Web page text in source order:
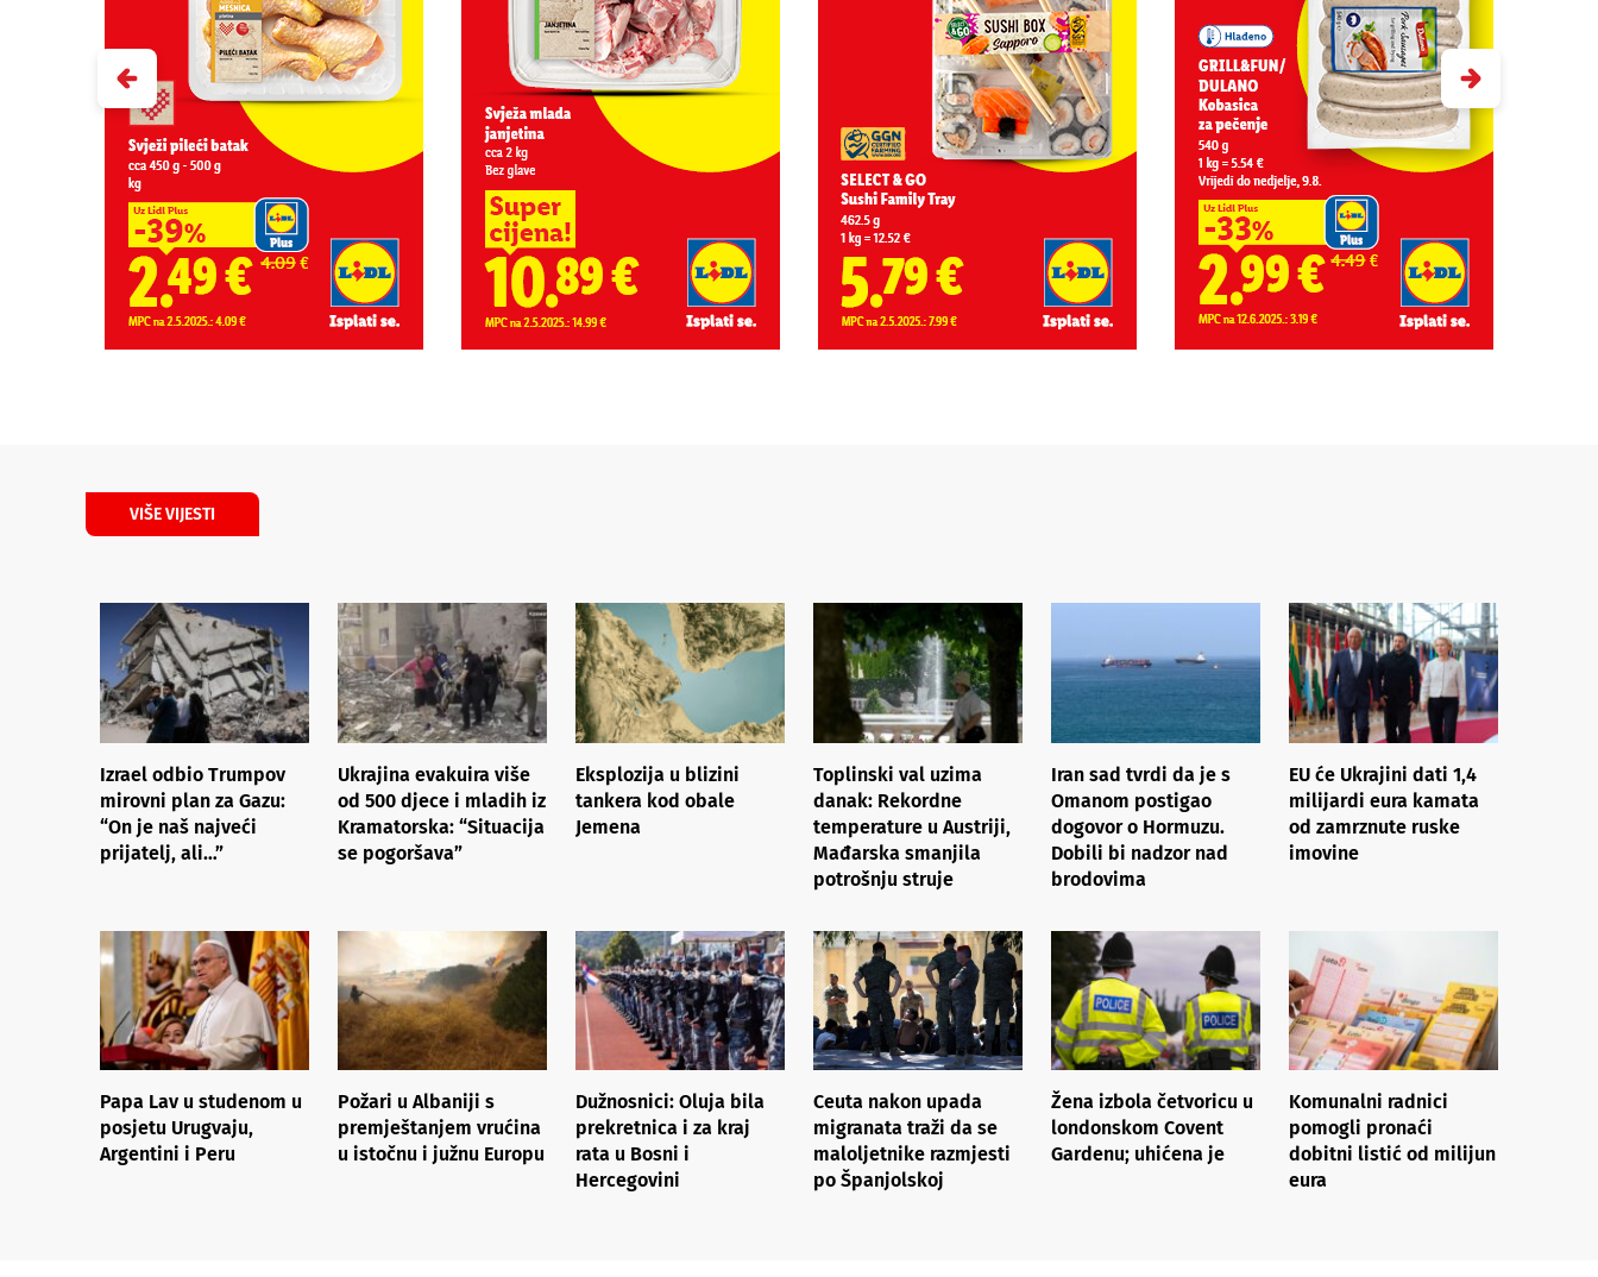
VIŠE VIJESTI
Izrael odbio Trumpov
mirovni plan za Gazu:
“On je naš najveći
prijatelj, ali…”
Ukrajina evakuira više
od 500 djece i mladih iz
Kramatorska: “Situacija
se pogoršava”
Eksplozija u blizini
tankera kod obale
Jemena
Toplinski val uzima
danak: Rekordne
temperature u Austriji,
Mađarska smanjila
potrošnju struje
Iran sad tvrdi da je s
Omanom postigao
dogovor o Hormuzu.
Dobili bi nadzor nad
brodovima
EU će Ukrajini dati 1,4
milijardi eura kamata
od zamrznute ruske
imovine
Papa Lav u studenom u
posjetu Urugvaju,
Argentini i Peru
Požari u Albaniji s
premještanjem vrućina
u istočnu i južnu Europu
Dužnosnici: Oluja bila
prekretnica i za kraj
rata u Bosni i
Hercegovini
Ceuta nakon upada
migranata traži da se
maloljetnike razmjesti
po Španjolskoj
Žena izbola četvoricu u
londonskom Covent
Gardenu; uhićena je
Komunalni radnici
pomogli pronaći
dobitni listić od milijun
eura